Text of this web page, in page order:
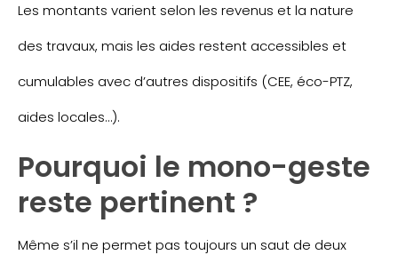
Les montants varient selon les revenus et la nature
des travaux, mais les aides restent accessibles et
cumulables avec d’autres dispositifs (CEE, éco-PTZ,
aides locales…).
Pourquoi le mono-geste
reste pertinent ?
Même s’il ne permet pas toujours un saut de deux